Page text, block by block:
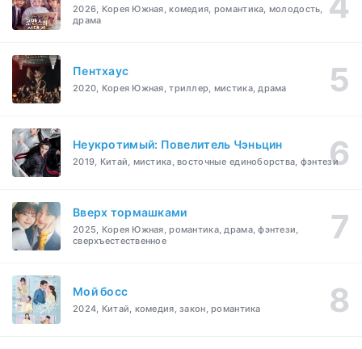
2026, Корея Южная, комедия, романтика, молодость,
драма
Пентхаус
2020, Корея Южная, триллер, мистика, драма
Неукротимый: Повелитель Чэньцин
2019, Китай, мистика, восточные единоборства, фэнтези
Вверх тормашками
2025, Корея Южная, романтика, драма, фэнтези,
сверхъестественное
Мой босс
2024, Китай, комедия, закон, романтика